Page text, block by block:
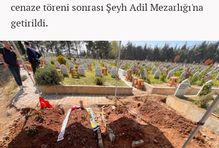
cenaze töreni sonrası Şeyh Adil Mezarlığı'na
getirildi.